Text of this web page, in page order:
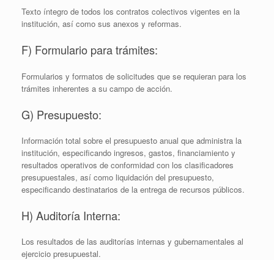
Texto íntegro de todos los contratos colectivos vigentes en la
institución, así­ como sus anexos y reformas.
F) Formulario para trámites:
Formularios y formatos de solicitudes que se requieran para los
trámites inherentes a su campo de acción.
G) Presupuesto:
Información total sobre el presupuesto anual que administra la
institución, especificando ingresos, gastos, financiamiento y
resultados operativos de conformidad con los clasificadores
presupuestales, así como liquidación del presupuesto,
especificando destinatarios de la entrega de recursos públicos.
H) Auditoría Interna:
Los resultados de las auditorías internas y gubernamentales al
ejercicio presupuestal.